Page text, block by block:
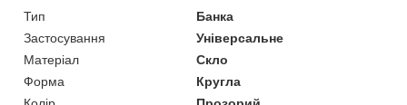
Тип
Банка
Застосування
Універсальне
Матеріал
Скло
Форма
Кругла